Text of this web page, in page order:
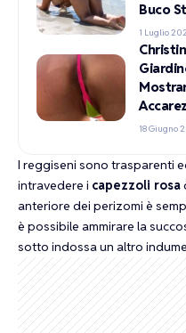
Buco
1 Luglio
18 Giugno
I reggiseni sono trasparenti
intravedere i capezzoli rosa
anteriore dei perizomi è
è possibile ammirare la
sotto indossa un altro